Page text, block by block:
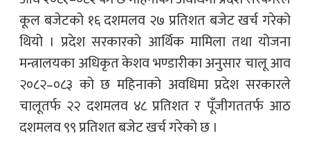
कूल बजेटको १६ दशमलव २७ प्रतिशत बजेट खर्च गरेको
थियो । प्रदेश सरकारको आर्थिक मामिला तथा योजना
मन्त्रालयका अधिकृत केशव भण्डारीका अनुसार चालू आव
२०८२–०८३ को छ महिनाको अवधिमा प्रदेश सरकारले
चालूतर्फ २२ दशमलव ४८ प्रतिशत र पूँजीगततर्फ आठ
दशमलव ९९ प्रतिशत बजेट खर्च गरेको छ ।